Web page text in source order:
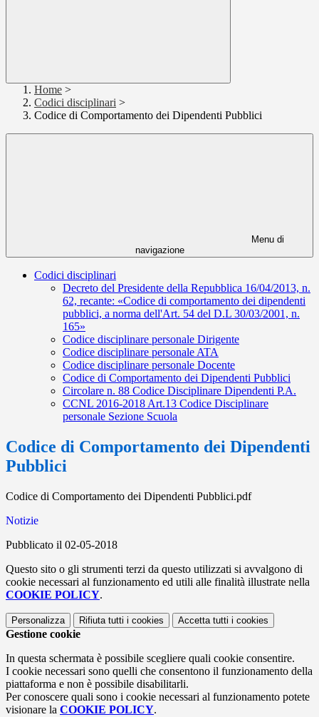
Home >
Codici disciplinari >
Codice di Comportamento dei Dipendenti Pubblici
Menu di
navigazione
Codici disciplinari
Decreto del Presidente della Repubblica 16/04/2013, n.
62, recante: «Codice di comportamento dei dipendenti
pubblici, a norma dell'Art. 54 del D.L 30/03/2001, n.
165»
Codice disciplinare personale Dirigente
Codice disciplinare personale ATA
Codice disciplinare personale Docente
Codice di Comportamento dei Dipendenti Pubblici
Circolare n. 88 Codice Disciplinare Dipendenti P.A.
CCNL 2016-2018 Art.13 Codice Disciplinare
personale Sezione Scuola
Codice di Comportamento dei Dipendenti
Pubblici
Codice di Comportamento dei Dipendenti Pubblici.pdf
Notizie
Pubblicato il 02-05-2018
Questo sito o gli strumenti terzi da questo utilizzati si avvalgono di
cookie necessari al funzionamento ed utili alle finalità illustrate nella
COOKIE POLICY.
Personalizza Rifiuta tutti i cookies Accetta tutti i cookies
Gestione cookie
In questa schermata è possibile scegliere quali cookie consentire.
I cookie necessari sono quelli che consentono il funzionamento della
piattaforma e non è possibile disabilitarli.
Per conoscere quali sono i cookie necessari al funzionamento potete
visionare la COOKIE POLICY.